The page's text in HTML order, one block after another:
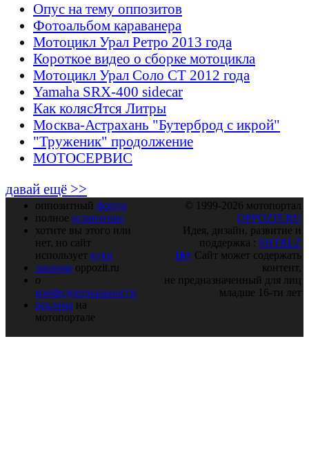
Опус на тему оппозитов
Фотоальбом караванера
Мотоцикл Урал Ретро 2013 года
Короткое видео о сборке мотоцикла
Мотоцикл Урал Соло СТ 2012 года
Yamaha SRX-400 sidecar
Как колясЯтся Литры
Москва-Астрахань "Бутерброд с икрой"
"Труженик" продолжение
МОТОСЕРВИС
давай ещё >>
оппозитный форум
полное оглавление
хотите вы этого или
нет, но сайт
использует куки
закрома oppozit.ru
о
конфиденциальности
реклама на
мотопортале
© 1999-2026 мотопортал
OPPOZIT.RU
Идея, дизайн, развитие и
поддержка : SHTRLZ
16+ Сайт может содержать
контент,
не предназначенный для лиц
младше 16-ти лет